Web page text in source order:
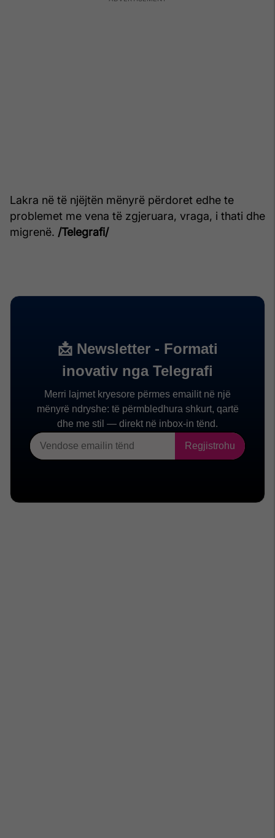
Lakra në të njëjtën mënyrë përdoret edhe te
problemet me vena të zgjeruara, vraga, i thati dhe
migrenë. /Telegrafi/